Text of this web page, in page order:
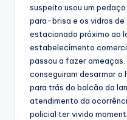
suspeito usou um
para-brisa e os vidros de
estacionado próximo ao
estabelecimento
passou a fazer ameaças.
conseguiram desarmar o
para trás do balcão da
atendimento da
policial ter vivido